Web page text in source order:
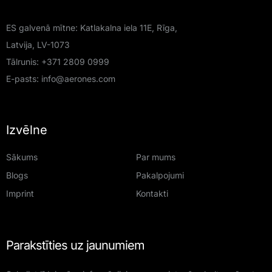
ES galvenā mītne: Katlakalna iela 11E, Rīga,
Latvija, LV-1073
Tālrunis: +371 2809 0999
E-pasts: info@aerones.com
Izvēlne
Sākums
Par mums
Blogs
Pakalpojumi
Imprint
Kontakti
Parakstīties uz jaunumiem